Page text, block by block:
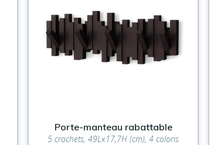
Porte-manteau rabattable
5 crochets, 49Lx17,7H (cm), 4 coloris